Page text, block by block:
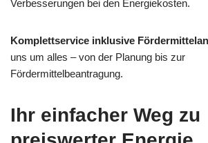
Verbesserungen bei den Energiekosten.
Komplettservice inklusive
uns um alles – von der Planung bis zur
Fördermittelbeantragung.
Ihr einfacher Weg zu